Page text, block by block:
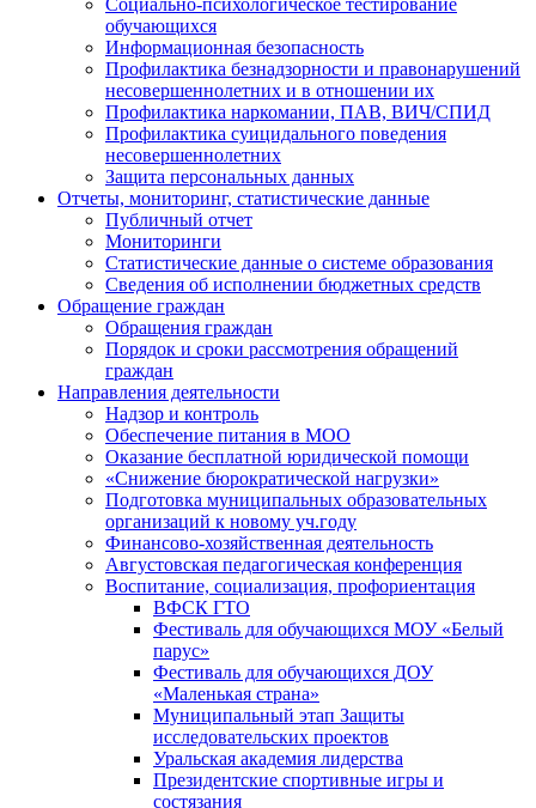
Социально-психологическое тестирование
обучающихся
Информационная безопасность
Профилактика безнадзорности и правонарушений
несовершеннолетних и в отношении их
Профилактика наркомании, ПАВ, ВИЧ/СПИД
Профилактика суицидального поведения
несовершеннолетних
Защита персональных данных
Отчеты, мониторинг, статистические данные
Публичный отчет
Мониторинги
Статистические данные о системе образования
Сведения об исполнении бюджетных средств
Обращение граждан
Обращения граждан
Порядок и сроки рассмотрения обращений
граждан
Направления деятельности
Надзор и контроль
Обеспечение питания в МОО
Оказание бесплатной юридической помощи
«Снижение бюрократической нагрузки»
Подготовка муниципальных образовательных
организаций к новому уч.году
Финансово-хозяйственная деятельность
Августовская педагогическая конференция
Воспитание, социализация, профориентация
ВФСК ГТО
Фестиваль для обучающихся МОУ «Белый
парус»
Фестиваль для обучающихся ДОУ
«Маленькая страна»
Муниципальный этап Защиты
исследовательских проектов
Уральская академия лидерства
Президентские спортивные игры и
состязания